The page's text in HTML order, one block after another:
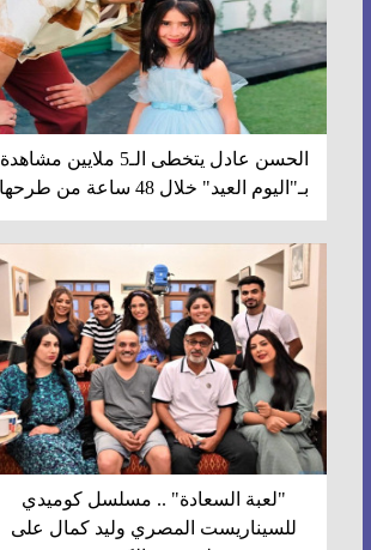
الحسن عادل يتخطى الـ5 ملايين مشاهدة
بـ"اليوم العيد" خلال 48 ساعة من طرحها
"لعبة السعادة" .. مسلسل كوميدي
للسيناريست المصري وليد كمال على